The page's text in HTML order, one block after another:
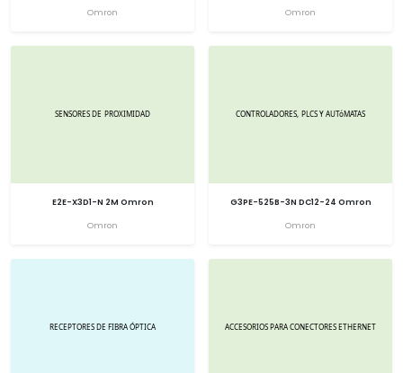
Omron
Omron
E2E-X3D1-N 2M Omron
Omron
G3PE-525B-3N DC12-24 Omron
Omron